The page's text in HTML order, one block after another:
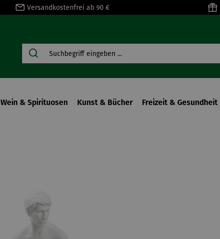
Versandkostenfrei ab 90 €
Wein & Spirituosen Kunst & Bücher Freizeit & Gesundheit